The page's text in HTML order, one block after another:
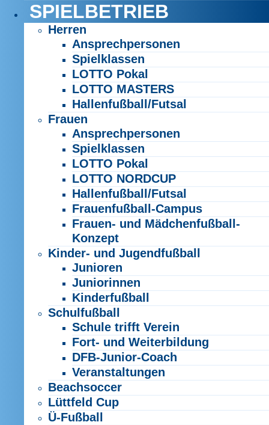
SPIELBETRIEB
Herren
Ansprechpersonen
Spielklassen
LOTTO Pokal
LOTTO MASTERS
Hallenfußball/Futsal
Frauen
Ansprechpersonen
Spielklassen
LOTTO Pokal
LOTTO NORDCUP
Hallenfußball/Futsal
Frauenfußball-Campus
Frauen- und Mädchenfußball-
Konzept
Kinder- und Jugendfußball
Junioren
Juniorinnen
Kinderfußball
Schulfußball
Schule trifft Verein
Fort- und Weiterbildung
DFB-Junior-Coach
Veranstaltungen
Beachsoccer
Lüttfeld Cup
Ü-Fußball